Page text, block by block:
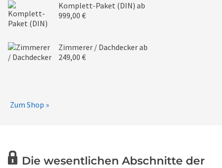
Komplett-Paket (DIN) ab
999,00 €
Zimmerer / Dachdeckerab
249,00 €
Zum Shop »
Die wesentlichen Abschnitte der